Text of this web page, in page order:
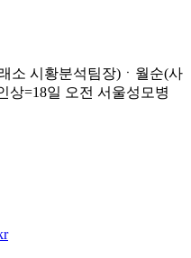
소 시황분석팀장)ㆍ월순(사
상=18일 오전 서울성모병